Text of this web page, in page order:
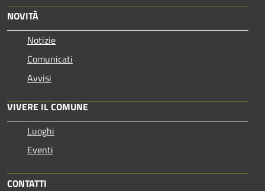
NOVITÀ
Notizie
Comunicati
Avvisi
VIVERE IL COMUNE
Luoghi
Eventi
CONTATTI